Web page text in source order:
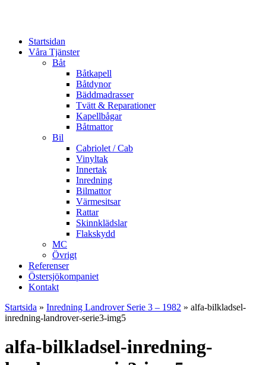
Startsidan
Våra Tjänster
Båt
Båtkapell
Båtdynor
Bäddmadrasser
Tvätt & Reparationer
Kapellbågar
Båtmattor
Bil
Cabriolet / Cab
Vinyltak
Innertak
Inredning
Bilmattor
Värmesitsar
Rattar
Skinnklädslar
Flakskydd
MC
Övrigt
Referenser
Östersjökompaniet
Kontakt
Startsida » Inredning Landrover Serie 3 – 1982 » alfa-bilkladsel-
inredning-landrover-serie3-img5
alfa-bilkladsel-inredning-